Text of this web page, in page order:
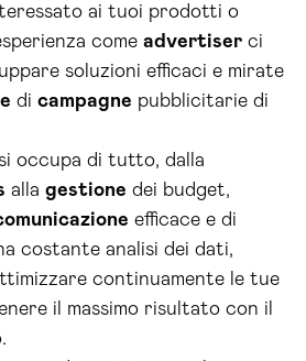
ai tuoi prodotti o
come advertiser ci
soluzioni efficaci e mirate
di campagne pubblicitarie di
occupa di tutto, dalla
alla gestione dei budget,
efficace e di
costante analisi dei dati,
continuamente le tue
il massimo risultato con il